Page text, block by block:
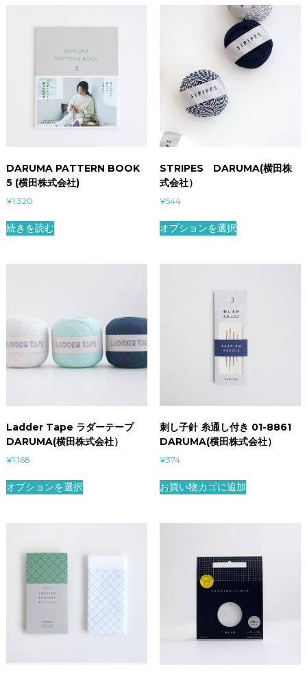
DARUMA PATTERN BOOK
5 (横田株式会社)
¥1,320
続きを読む
STRIPES DARUMA(横田株
式会社）
¥544
オプションを選択
Ladder Tape ラダーテープ
DARUMA(横田株式会社）
¥1,168
オプションを選択
刺し子針 糸通し付き 01-8861
DARUMA(横田株式会社）
¥374
お買い物カゴに追加